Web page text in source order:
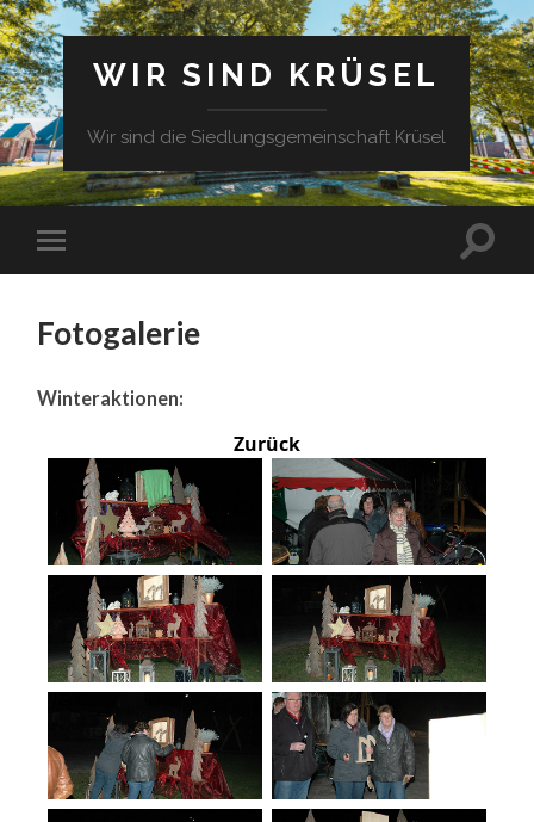
WIR SIND KRÜSEL
Wir sind die Siedlungsgemeinschaft Krüsel
Fotogalerie
Winteraktionen:
Zurück